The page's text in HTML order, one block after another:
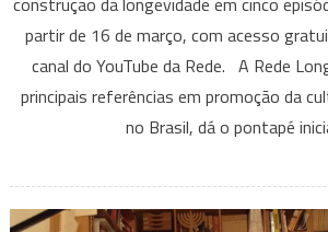
partir de 16 de março, com acesso
canal do YouTube da Rede. A Rede
principais referências em promoção da
no Brasil, dá o pontapé